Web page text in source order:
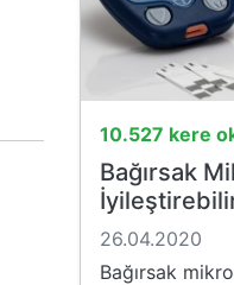
10.527 kere
Bağırsak
26.04.2020
Bağırsak